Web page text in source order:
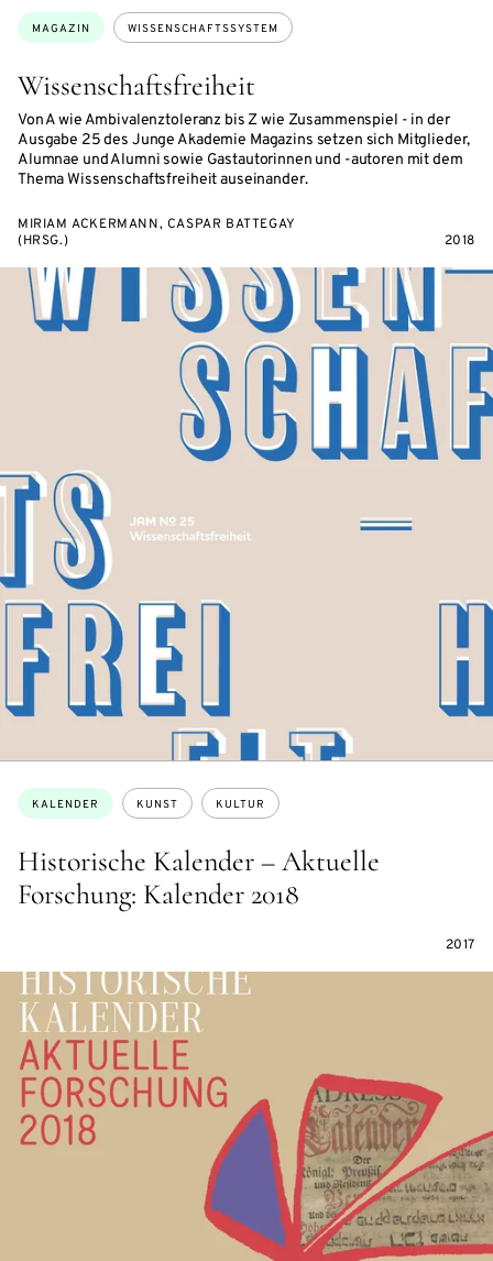
Wissenschaftsfreiheit
Von A wie Ambivalenztoleranz bis Z wie Zusammenspiel - in der
Ausgabe 25 des Junge Akademie Magazins setzen sich Mitglieder,
Alumnae und Alumni sowie Gastautorinnen und -autoren mit dem
Thema Wissenschaftsfreiheit auseinander.
Themen:
MAGAZIN WISSENSCHAFTSSYSTEM
MIRIAM ACKERMANN, CASPAR BATTEGAY
(HRSG.)
2018
Historische Kalender – Aktuelle
Forschung: Kalender 2018
Themen:
KALENDER KUNST KULTUR
2017